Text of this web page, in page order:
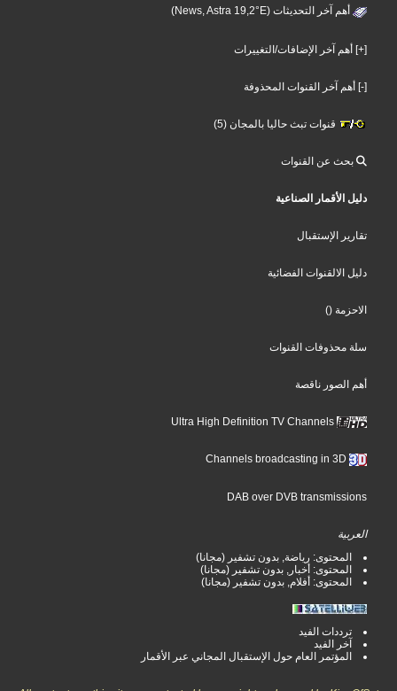
أهم آخر التحديثات (News, Astra 19,2°E)
[+] أهم آخر الإضافات/التغييرات
[-] أهم آخر القنوات المحذوفة
قنوات تبث حاليا بالمجان (5)
بحث عن القنوات
دليل الأقمار الصناعية
تقارير الإستقبال
دليل الالقنوات الفضائية
الاحزمة ()
سلة محذوفات القنوات
أهم الصور ناقصة
Ultra High Definition TV Channels
DAB over DVB transmissions
العربية
المحتوى: رياضة, بدون تشفير (مجانا)
المحتوى: أخبار, بدون تشفير (مجانا)
المحتوى: أفلام, بدون تشفير (مجانا)
ترددات الفيد
آخر الفيد
المؤتمر العام حول الإستقبال المجاني عبر الأقمار